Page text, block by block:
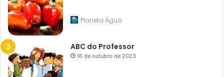
Planeta Água
ABC do Professor
16 de outubro de 2023